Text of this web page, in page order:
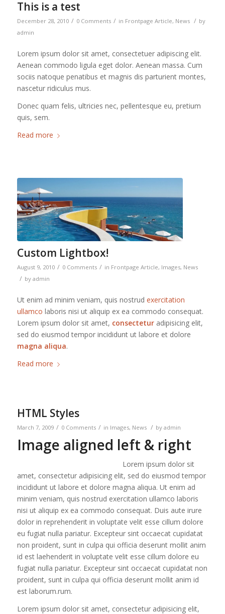
This is a test
December 28, 2010 / 0 Comments / in Frontpage Article, News / by
admin
Lorem ipsum dolor sit amet, consectetuer adipiscing elit.
Aenean commodo ligula eget dolor. Aenean massa. Cum
sociis natoque penatibus et magnis dis parturient montes,
nascetur ridiculus mus.
Donec quam felis, ultricies nec, pellentesque eu, pretium
quis, sem.
Read more
Custom Lightbox!
August 9, 2010 / 0 Comments / in Frontpage Article, Images, News
/ by admin
Ut enim ad minim veniam, quis nostrud exercitation
ullamco laboris nisi ut aliquip ex ea commodo consequat.
Lorem ipsum dolor sit amet, consecteturadipisicing elit,
sed do eiusmod tempor incididunt ut labore et dolore
magna aliqua.
Read more
HTML Styles
March 7, 2009 / 0 Comments / in Images, News / by admin
Image aligned left & right
Lorem ipsum dolor sit
amet, consectetur adipisicing elit, sed do eiusmod tempor
incididunt ut labore et dolore magna aliqua. Ut enim ad
minim veniam, quis nostrud exercitation ullamco laboris
nisi ut aliquip ex ea commodo consequat. Duis aute irure
dolor in reprehenderit in voluptate velit esse cillum dolore
eu fugiat nulla pariatur. Excepteur sint occaecat cupidatat
non proident, sunt in culpa qui officia deserunt mollit anim
id est laehenderit in voluptate velit esse cillum dolore eu
fugiat nulla pariatur. Excepteur sint occaecat cupidatat non
proident, sunt in culpa qui officia deserunt mollit anim id
est laborum.rum.
Lorem ipsum dolor sit amet, consectetur adipisicing elit,